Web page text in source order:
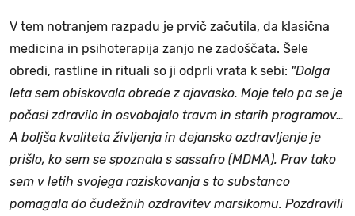
V tem notranjem razpadu je prvič začutila, da klasična
medicina in psihoterapija zanjo ne zadoščata. Šele
obredi, rastline in rituali so ji odprli vrata k sebi: "Dolga
leta sem obiskovala obrede z ajavasko. Moje telo pa se je
počasi zdravilo in osvobajalo travm in starih programov…
A boljša kvaliteta življenja in dejansko ozdravljenje je
prišlo, ko sem se spoznala s sassafro (MDMA). Prav tako
sem v letih svojega raziskovanja s to substanco
pomagala do čudežnih ozdravitev marsikomu. Pozdravili